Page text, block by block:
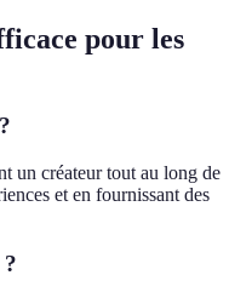
pour les
un créateur tout au long de
et en fournissant des